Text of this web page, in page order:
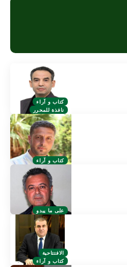
كتاب و آراء
نافذة للمحرر
كتاب و آراء
على ما يبدو
الافتتاحية
كتاب و آراء